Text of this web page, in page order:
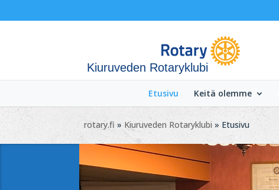
Kiuruveden Rotaryklubi
Etusivu Keitä olemme
rotary.fi »Kiuruveden Rotaryklubi » Etusivu